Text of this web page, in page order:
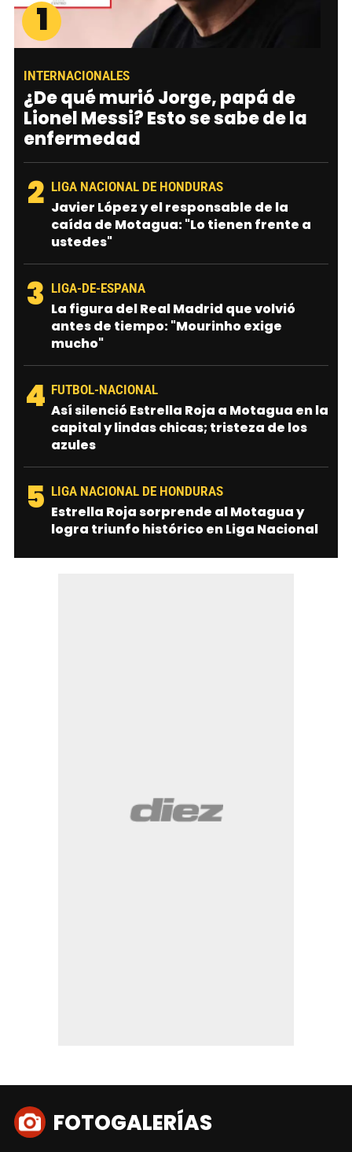
1
INTERNACIONALES
¿De qué murió Jorge, papá de
Lionel Messi? Esto se sabe de la
enfermedad
2 LIGA NACIONAL DE HONDURAS
Javier López y el responsable de la
caída de Motagua: "Lo tienen frente a
ustedes"
3 LIGA-DE-ESPANA
La figura del Real Madrid que volvió
antes de tiempo: "Mourinho exige
mucho"
4 FUTBOL-NACIONAL
Así silenció Estrella Roja a Motagua en la
capital y lindas chicas; tristeza de los
azules
5 LIGA NACIONAL DE HONDURAS
Estrella Roja sorprende al Motagua y
logra triunfo histórico en Liga Nacional
FOTOGALERÍAS